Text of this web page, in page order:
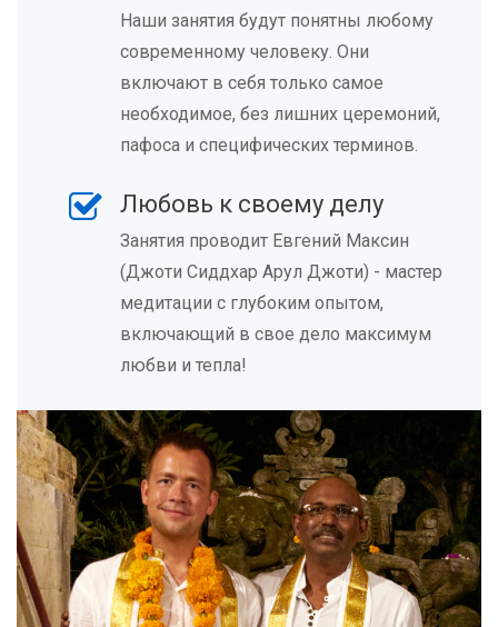
Наши занятия будут понятны любому
современному человеку. Они
включают в себя только самое
необходимое, без лишних церемоний,
пафоса и специфических терминов.
Любовь к своему делу
Занятия проводит Евгений Максин
(Джоти Сиддхар Арул Джоти) - мастер
медитации с глубоким опытом,
включающий в свое дело максимум
любви и тепла!